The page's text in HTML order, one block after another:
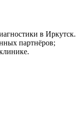
в Иркутск.
партнёров;